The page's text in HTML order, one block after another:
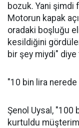
bozuk. Yani şimdi
Motorun kapak
oradaki boşluğu
kesildiğini
bir şey miydi"
"10 bin lira
Şenol Uysal, "100
kurtuldu